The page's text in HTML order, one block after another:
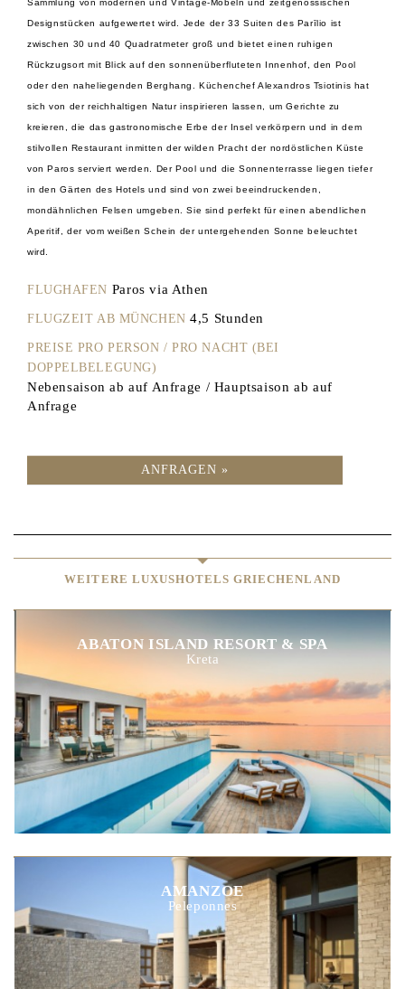
Sammlung von modernen und Vintage-Möbeln und zeitgenössischen
Designstücken aufgewertet wird. Jede der 33 Suiten des Parīlio ist
zwischen 30 und 40 Quadratmeter groß und bietet einen ruhigen
Rückzugsort mit Blick auf den sonnenüberfluteten Innenhof, den Pool
oder den naheliegenden Berghang. Küchenchef Alexandros Tsiotinis hat
sich von der reichhaltigen Natur inspirieren lassen, um Gerichte zu
kreieren, die das gastronomische Erbe der Insel verkörpern und in dem
stilvollen Restaurant inmitten der wilden Pracht der nordöstlichen Küste
von Paros serviert werden. Der Pool und die Sonnenterrasse liegen tiefer
in den Gärten des Hotels und sind von zwei beeindruckenden,
mondähnlichen Felsen umgeben. Sie sind perfekt für einen abendlichen
Aperitif, der vom weißen Schein der untergehenden Sonne beleuchtet
wird.
FLUGHAFEN Paros via Athen
FLUGZEIT AB MÜNCHEN 4,5 Stunden
PREISE PRO PERSON / PRO NACHT (BEI
DOPPELBELEGUNG)
Nebensaison ab auf Anfrage / Hauptsaison ab auf
Anfrage
ANFRAGEN »
WEITERE LUXUSHOTELS GRIECHENLAND
ABATON ISLAND RESORT & SPA
Kreta
AMANZOE
Peleponnes